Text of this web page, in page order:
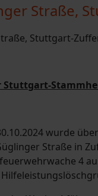
Straße,
wurde
Straße in
4